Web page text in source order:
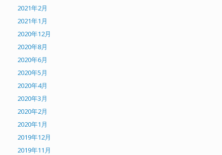
2021年2月
2021年1月
2020年12月
2020年8月
2020年6月
2020年5月
2020年4月
2020年3月
2020年2月
2020年1月
2019年12月
2019年11月